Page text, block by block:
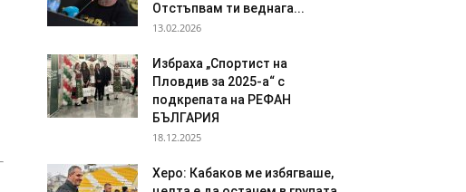
Отстъпвам ти веднага...
13.02.2026
Избраха „Спортист на
Пловдив за 2025-а“ с
подкрепата на РЕФАН
БЪЛГАРИЯ
18.12.2025
Херо: Кабаков ме избягваше,